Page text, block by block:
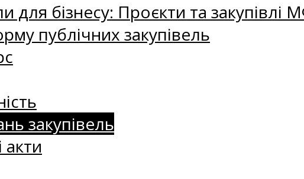
для бізнесу: Проєкти та закупівлі
публічних закупівель
закупівель